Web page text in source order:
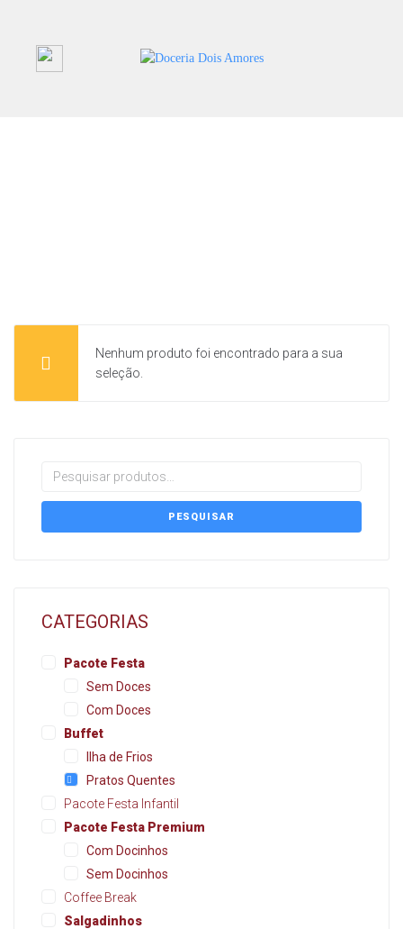
Nenhum produto foi encontrado para a sua
seleção.
PESQUISAR
CATEGORIAS
Pacote Festa
Sem Doces
Com Doces
Buffet
Ilha de Frios
Pratos Quentes
Pacote Festa Infantil
Pacote Festa Premium
Com Docinhos
Sem Docinhos
Coffee Break
Salgadinhos